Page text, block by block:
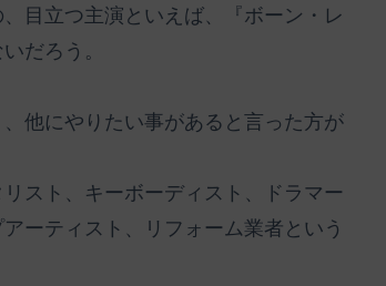
目立つ主演といえば、『ボーン・レ
だろう。
他にやりたい事があると言った方が
スト、キーボーディスト、ドラマー
ーティスト、リフォーム業者という